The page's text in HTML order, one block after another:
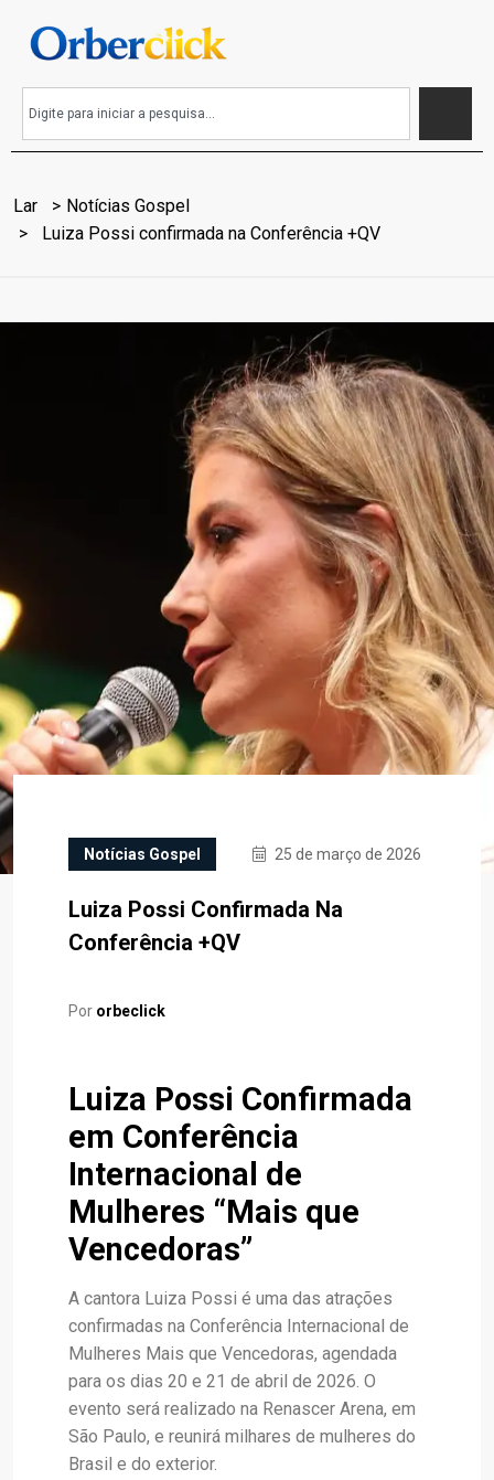
Lar
Notícias Gospel
Luiza Possi confirmada na Conferência +QV
Notícias Gospel 25 de março de 2026
Luiza Possi Confirmada Na
Conferência +QV
Por orbeclick
Luiza Possi Confirmada
em Conferência
Internacional de
Mulheres “Mais que
Vencedoras”
A cantora Luiza Possi é uma das atrações
confirmadas na Conferência Internacional de
Mulheres Mais que Vencedoras, agendada
para os dias 20 e 21 de abril de 2026. O
evento será realizado na Renascer Arena, em
São Paulo, e reunirá milhares de mulheres do
Brasil e do exterior.